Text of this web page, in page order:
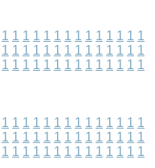
1 1 1 1 1 1 1 1 1 1 1 1 1 1
1 1 1 1 1 1 1 1 1 1 1 1 1 1
1 1 1 1 1 1 1 1 1 1 1 1 1 1
1 1 1 1 1 1 1 1 1 1 1 1 1 1
1 1 1 1 1 1 1 1 1 1 1 1 1 1
1 1 1 1 1 1 1 1 1 1 1 1 1 1